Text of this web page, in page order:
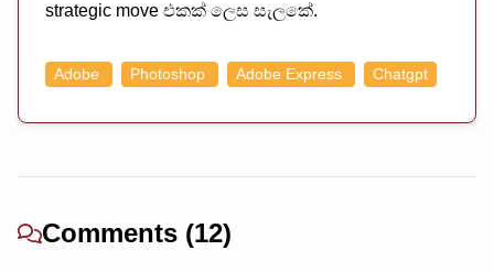
strategic move එකක් ලෙස සැලකේ.
Adobe Photoshop Adobe Express Chatgpt
Comments (12)